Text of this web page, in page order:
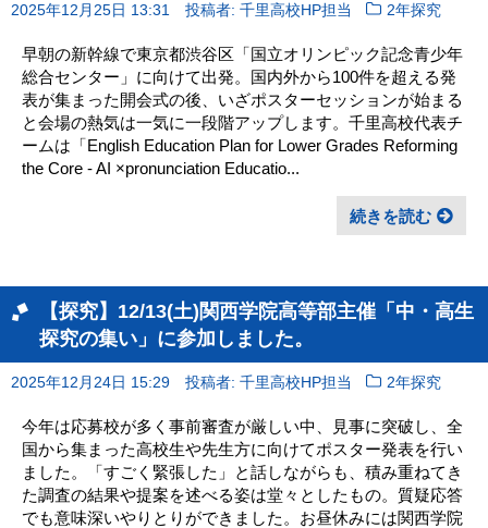
2025年12月25日 13:31 投稿者: 千里高校HP担当 2年探究
早朝の新幹線で東京都渋谷区「国立オリンピック記念青少年
総合センター」に向けて出発。国内外から100件を超える発
表が集まった開会式の後、いざポスターセッションが始まる
と会場の熱気は一気に一段階アップします。千里高校代表チ
ームは「English Education Plan for Lower Grades Reforming
the Core - AI ×pronunciation Educatio...
続きを読む
【探究】12/13(土)関西学院高等部主催「中・高生
探究の集い」に参加しました。
2025年12月24日 15:29 投稿者: 千里高校HP担当 2年探究
今年は応募校が多く事前審査が厳しい中、見事に突破し、全
国から集まった高校生や先生方に向けてポスター発表を行い
ました。「すごく緊張した」と話しながらも、積み重ねてき
た調査の結果や提案を述べる姿は堂々としたもの。質疑応答
でも意味深いやりとりができました。お昼休みには関西学院